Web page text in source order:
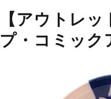
【アウトレ
プ・コミック